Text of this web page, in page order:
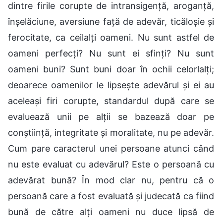
dintre firile corupte de intransigență, aroganță,
înșelăciune, aversiune față de adevăr, ticăloșie și
ferocitate, ca ceilalți oameni. Nu sunt astfel de
oameni perfecți? Nu sunt ei sfinți? Nu sunt
oameni buni? Sunt buni doar în ochii celorlalți;
deoarece oamenilor le lipsește adevărul și ei au
aceleași firi corupte, standardul după care se
evaluează unii pe alții se bazează doar pe
conștiință, integritate și moralitate, nu pe adevăr.
Cum pare caracterul unei persoane atunci când
nu este evaluat cu adevărul? Este o persoană cu
adevărat bună? În mod clar nu, pentru că o
persoană care a fost evaluată și judecată ca fiind
bună de către alți oameni nu duce lipsă de